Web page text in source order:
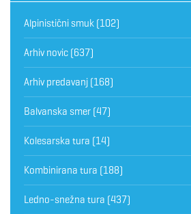
Alpinistični smuk (102)
Arhiv novic (637)
Arhiv predavanj (168)
Balvanska smer (47)
Kolesarska tura (14)
Kombinirana tura (188)
Ledno-snežna tura (437)